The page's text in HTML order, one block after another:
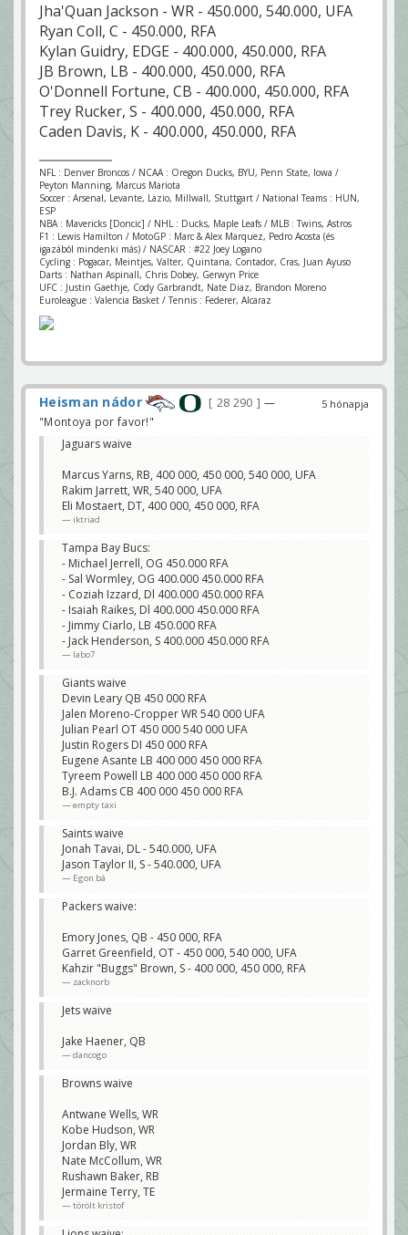
Jha'Quan Jackson - WR - 450.000, 540.000, UFA
Ryan Coll, C - 450.000, RFA
Kylan Guidry, EDGE - 400.000, 450.000, RFA
JB Brown, LB - 400.000, 450.000, RFA
O'Donnell Fortune, CB - 400.000, 450.000, RFA
Trey Rucker, S - 400.000, 450.000, RFA
Caden Davis, K - 400.000, 450.000, RFA
NFL : Denver Broncos / NCAA : Oregon Ducks, BYU, Penn State, Iowa /
Peyton Manning, Marcus Mariota
Soccer : Arsenal, Levante, Lazio, Millwall, Stuttgart / National Teams : HUN,
ESP
NBA : Mavericks [Doncic] / NHL : Ducks, Maple Leafs / MLB : Twins, Astros
F1 : Lewis Hamilton / MotoGP : Marc & Alex Marquez, Pedro Acosta (és
igazából mindenki más) / NASCAR : #22 Joey Logano
Cycling : Pogacar, Meintjes, Valter, Quintana, Contador, Cras, Juan Ayuso
Darts : Nathan Aspinall, Chris Dobey, Gerwyn Price
UFC : Justin Gaethje, Cody Garbrandt, Nate Diaz, Brandon Moreno
Euroleague : Valencia Basket / Tennis : Federer, Alcaraz
5 hónapja
Heisman nádor 28 290
—
"Montoya por favor!"
Jaguars waive
Marcus Yarns, RB, 400 000, 450 000, 540 000, UFA
Rakim Jarrett, WR, 540 000, UFA
Eli Mostaert, DT, 400 000, 450 000, RFA
iktriad
Tampa Bay Bucs:
- Michael Jerrell, OG 450.000 RFA
- Sal Wormley, OG 400.000 450.000 RFA
- Coziah Izzard, Dl 400.000 450.000 RFA
- Isaiah Raikes, Dl 400.000 450.000 RFA
- Jimmy Ciarlo, LB 450.000 RFA
- Jack Henderson, S 400.000 450.000 RFA
labo7
Giants waive
Devin Leary QB 450 000 RFA
Jalen Moreno-Cropper WR 540 000 UFA
Julian Pearl OT 450 000 540 000 UFA
Justin Rogers DI 450 000 RFA
Eugene Asante LB 400 000 450 000 RFA
Tyreem Powell LB 400 000 450 000 RFA
B.J. Adams CB 400 000 450 000 RFA
empty taxi
Saints waive
Jonah Tavai, DL - 540.000, UFA
Jason Taylor II, S - 540.000, UFA
Egon bá
Packers waive:
Emory Jones, QB - 450 000, RFA
Garret Greenfield, OT - 450 000, 540 000, UFA
Kahzir "Buggs" Brown, S - 400 000, 450 000, RFA
zacknorb
Jets waive
Jake Haener, QB
dancogo
Browns waive
Antwane Wells, WR
Kobe Hudson, WR
Jordan Bly, WR
Nate McCollum, WR
Rushawn Baker, RB
Jermaine Terry, TE
törölt kristof